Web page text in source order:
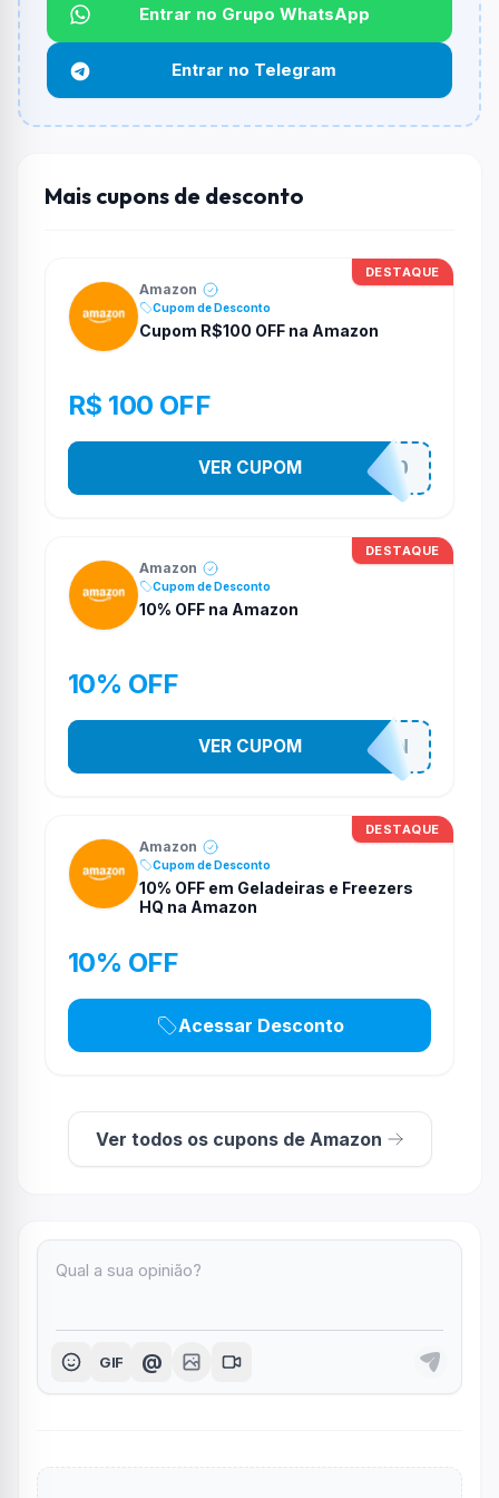
Não informado ou sem limite.
Funciona em qualquer produto?
Não necessariamente. Depende de itens participantes
e alguns vendedores ou produtos especificos podem
Entrar no Grupo WhatsApp
Entrar no Telegram
Mais cupons de desconto
DESTAQUE
Amazon
Cupom de Desconto
Cupom R$100 OFF na Amazon
R$ 100 OFF
CURTEAPROMO
VER CUPOM
DESTAQUE
Amazon
Cupom de Desconto
10% OFF na Amazon
10% OFF
SOAMAZON
VER CUPOM
DESTAQUE
Amazon
Cupom de Desconto
10% OFF em Geladeiras e Freezers
HQ na Amazon
10% OFF
Acessar Desconto
Ver todos os cupons de Amazon
GIF @